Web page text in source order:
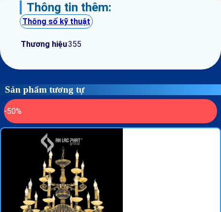
Thông tin thêm:
Thông số kỹ thuật
Thương hiệu355
Sản phẩm tương tự
-50%